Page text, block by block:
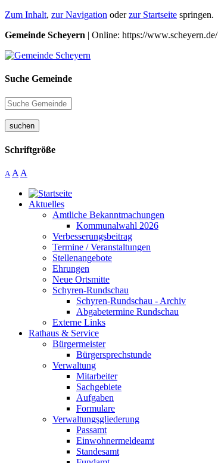
Zum Inhalt, zur Navigation oderzur Startseite springen.
Gemeinde Scheyern | Online: https://www.scheyern.de/
Suche Gemeinde
suchen
Schriftgröße
A A A
Aktuelles
Amtliche Bekanntmachungen
Kommunalwahl 2026
Verbesserungsbeitrag
Termine / Veranstaltungen
Stellenangebote
Ehrungen
Neue Ortsmitte
Schyren-Rundschau
Schyren-Rundschau - Archiv
Abgabetermine Rundschau
Externe Links
Rathaus & Service
Bürgermeister
Bürgersprechstunde
Verwaltung
Mitarbeiter
Sachgebiete
Aufgaben
Formulare
Verwaltungsgliederung
Passamt
Einwohnermeldeamt
Standesamt